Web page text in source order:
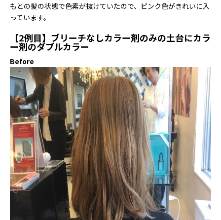
もとの髪の状態で色素が抜けていたので、ピンク色がきれいに入
っています。
【2例目】ブリーチなしカラー剤のみの土台にカラ
ー剤のダブルカラー
Before